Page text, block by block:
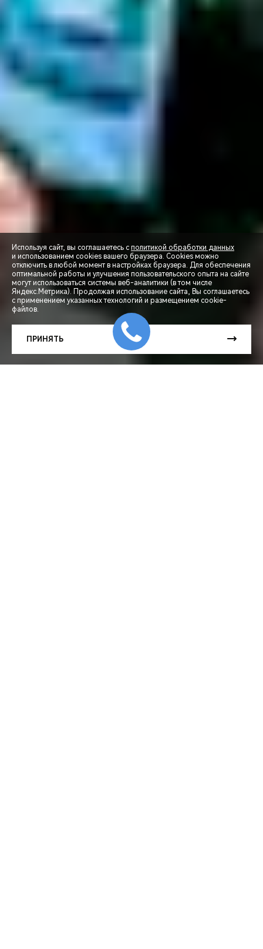
СПЕЦПРЕДЛОЖЕНИЯ
ЗАПИСЬ НА ТЕСТ-ДРАЙВ
Используя сайт, вы соглашаетесь с политикой обработки данных
и использованием cookies вашего браузера. Cookies можно
отключить в любой момент в настройках браузера. Для обеспечения
оптимальной работы и улучшения пользовательского опыта на сайте
могут использоваться системы веб-аналитики (в том числе
Яндекс.Метрика). Продолжая использование сайта, Вы соглашаетесь
с применением указанных технологий и размещением cookie-
файлов.
ПРИНЯТЬ